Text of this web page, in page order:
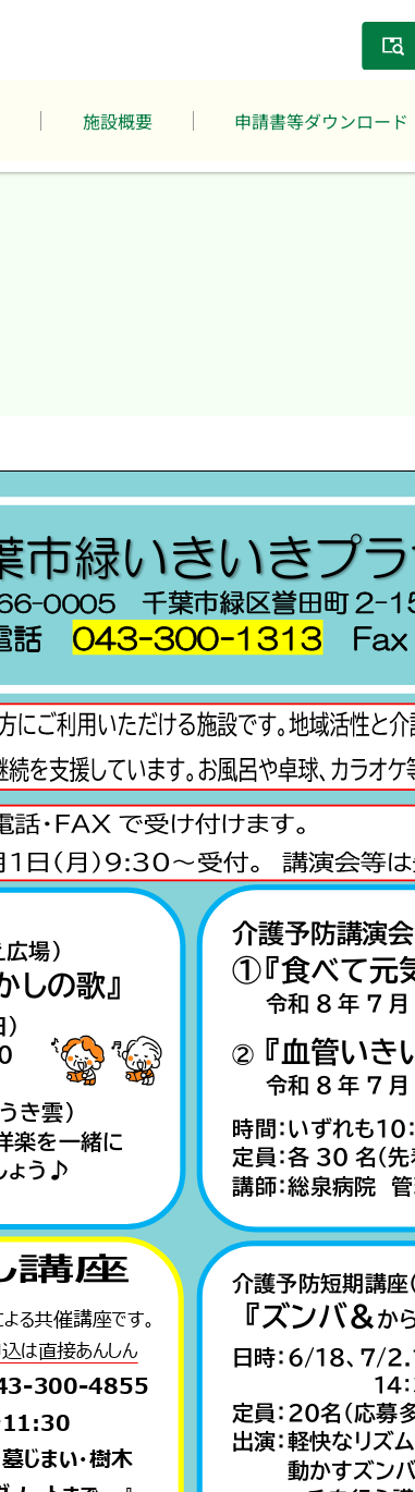
施設概要 申請書等ダウンロード